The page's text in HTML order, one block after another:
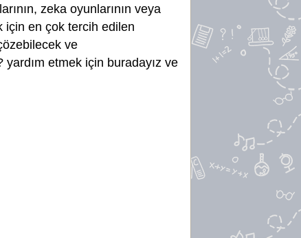
zeka oyunlarının veya
için en çok tercih edilen
ve
etmek için buradayız ve